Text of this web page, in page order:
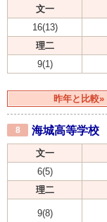
文一
16(13)
理二
9(1)
昨年と比較»
8 海城高等学校
文一
6(5)
理二
9(8)